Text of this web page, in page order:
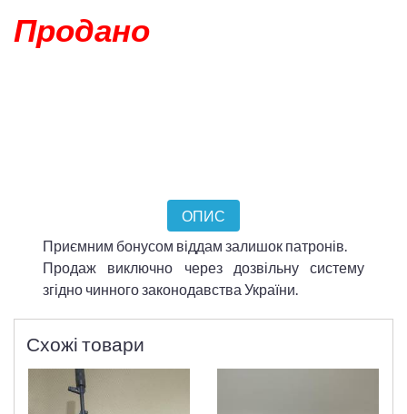
Продано
ОПИС
Приємним бонусом віддам залишок патронів.
Продаж виключно через дозвільну систему
згідно чинного законодавства України.
Схожі товари